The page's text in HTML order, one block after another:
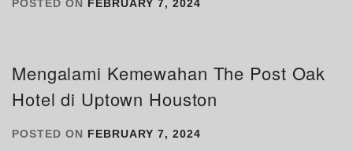
POSTED ON FEBRUARY 7, 2024
Mengalami Kemewahan The Post Oak
Hotel di Uptown Houston
POSTED ON FEBRUARY 7, 2024